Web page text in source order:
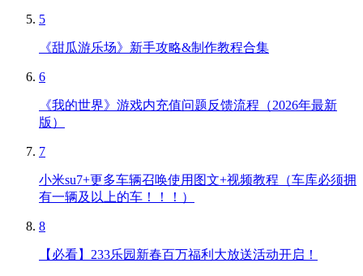
5
《甜瓜游乐场》新手攻略&制作教程合集
6
《我的世界》游戏内充值问题反馈流程（2026年最新
版）
7
小米su7+更多车辆召唤使用图文+视频教程（车库必须拥
有一辆及以上的车！！！）
8
【必看】233乐园新春百万福利大放送活动开启！